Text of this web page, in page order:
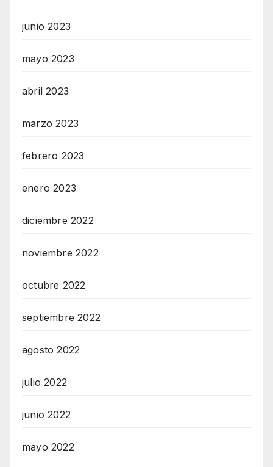
junio 2023
mayo 2023
abril 2023
marzo 2023
febrero 2023
enero 2023
diciembre 2022
noviembre 2022
octubre 2022
septiembre 2022
agosto 2022
julio 2022
junio 2022
mayo 2022